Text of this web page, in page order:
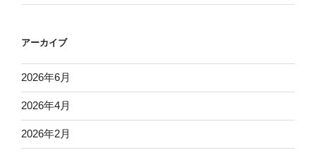
アーカイブ
2026年6月
2026年4月
2026年2月